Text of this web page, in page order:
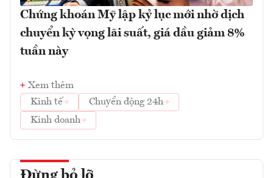
Chứng khoán Mỹ lập kỷ lục mới nhờ dịch
chuyển kỳ vọng lãi suất, giá dầu giảm 8%
tuần này
Xem thêm
Kinh tế
Chuyển động 24h
Kinh doanh